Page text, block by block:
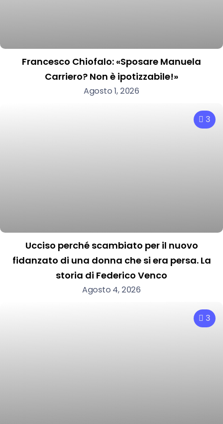
Francesco Chiofalo: «Sposare Manuela
Carriero? Non è ipotizzabile!»
Agosto 1, 2026
3
Ucciso perché scambiato per il nuovo
fidanzato di una donna che si era persa. La
storia di Federico Venco
Agosto 4, 2026
3